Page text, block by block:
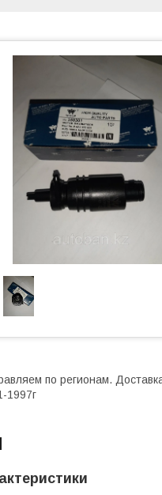
по регионам.
1997г